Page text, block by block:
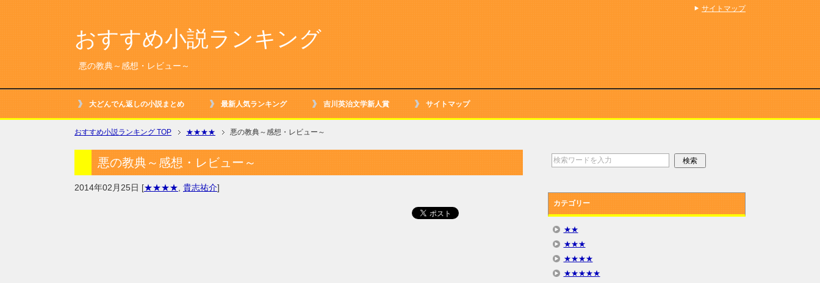
おすすめ小説ランキング
悪の教典～感想・レビュー～
大どんでん返しの小説まとめ 最新人気ランキング 吉川英治文学新人賞 サイトマップ
おすすめ小説ランキング TOP ★★★★ 悪の教典～感想・レビュー～
悪の教典～感想・レビュー～
2014年02月25日 [★★★★ 貴志祐介]
カテゴリー
★★
★★★
★★★★
★★★★★
サイトマップ